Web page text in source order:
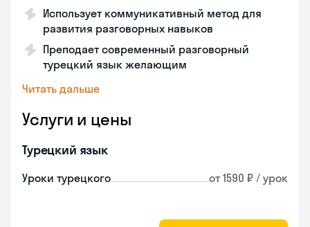
Использует коммуникативный метод для
развития разговорных навыков
Преподает современный разговорный
турецкий язык желающим
Читать дальше
Услуги и цены
Турецкий язык
Уроки турецкого от 1590 ₽ / урок